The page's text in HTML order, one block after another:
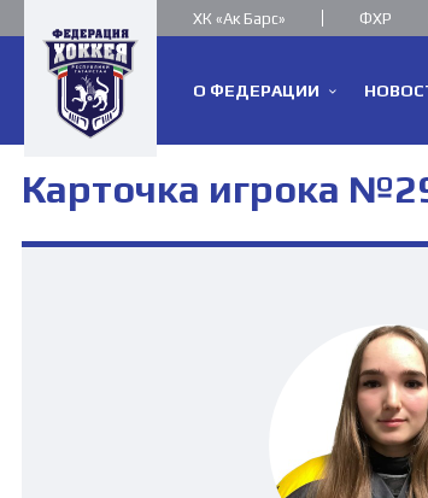
ХК «Ак Барс» ФХР
О ФЕДЕРАЦИИ
Карточка игрока